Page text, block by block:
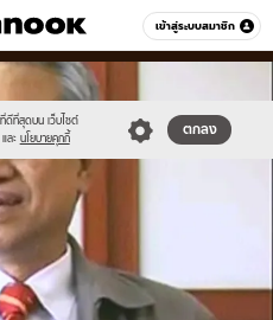
เข้าสู่ระบบสมาชิก
หมวดอื่นๆ
ที่ดีที่สุดบน เว็บไซต์
และ นโยบายคุกกี้
ตกลง
632857-